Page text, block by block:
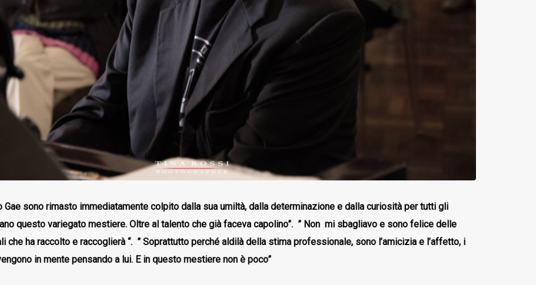
Gae sono rimasto immediatamente colpito dalla sua umiltà, dalla determinazione e dalla curiosità per tutti gli
questo variegato mestiere. Oltre al talento che già faceva capolino”. ” Non mi sbagliavo e sono felice delle
che ha raccolto e raccoglierà “. ” Soprattutto perché aldilà della stima professionale, sono l’amicizia e l’affetto, i
in mente pensando a lui. E in questo mestiere non è poco”